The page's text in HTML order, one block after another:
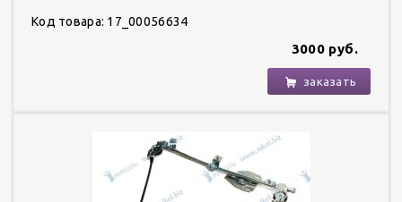
Код товара: 17_00056634
3000 руб.
заказать